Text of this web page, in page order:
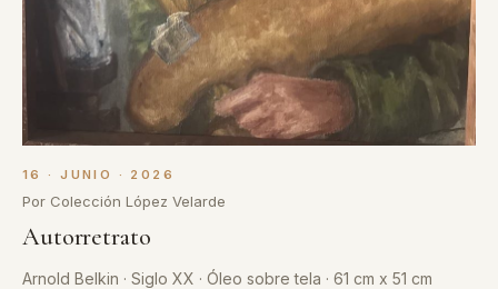
16 · JUNIO · 2026
Por Colección López Velarde
Autorretrato
Arnold Belkin · Siglo XX · Óleo sobre tela · 61 cm x 51 cm